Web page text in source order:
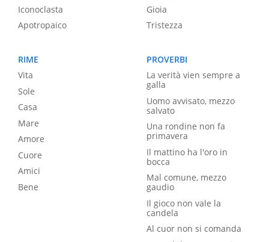
Iconoclasta
Apotropaico
Gioia
Tristezza
RIME
Vita
Sole
Casa
Mare
Amore
Cuore
Amici
Bene
PROVERBI
La verità vien sempre a
galla
Uomo avvisato, mezzo
salvato
Una rondine non fa
primavera
Il mattino ha l'oro in
bocca
Mal comune, mezzo
gaudio
Il gioco non vale la
candela
Al cuor non si comanda